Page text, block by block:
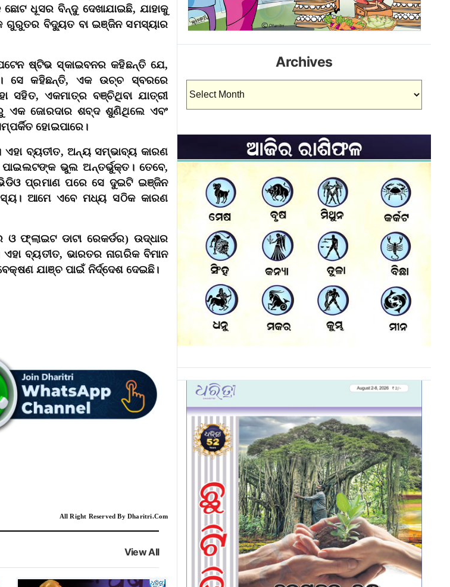
ଧୂସର ବିନ୍ଦୁ ଦେଖାଯାଇଛି, ଯାହାକୁ
ଗୁରୁତର ବିଦ୍ୟୁତ ବା ଇଞ୍ଜିନ ସମସ୍ୟାର
ଷ୍ଟିଭ ସ୍କାଇବନର କହିଛନ୍ତି ଯେ,
ସେ କହିଛନ୍ତି, ଏକ ଉଚ୍ଚ ସ୍ବରରେ
ସହିତ, ଏକମାତ୍ର ବଞ୍ଚିଥିବା ଯାତ୍ରୀ
ଏକ ଜୋରଦାର ଶବ୍ଦ ଶୁଣିଥିଲେ ଏବଂ
ହୋଇପାରେ।
ବ୍ୟତୀତ, ଅନ୍ୟ ସମ୍ଭାବ୍ୟ କାରଣ
ଭୁଲ ଅନ୍ତର୍ଭୁକ୍ତ। ତେବେ,
ପ୍ରମାଣ ପରେ ସେ ଦୁଇଟି ଇଞ୍ଜିନ
ଆମେ ଏବେ ମଧ୍ୟ ସଠିକ କାରଣ
ଫ୍ଲାଇଟ ଡାଟା ରେକର୍ଡର) ଉଦ୍ଧାର
ବ୍ୟତୀତ, ଭାରତର ନାଗରିକ ବିମାନ
ଯାଞ୍ଚ ପାଇଁ ନିର୍ଦ୍ଦେଶ ଦେଇଛି।
All Right Reserved By Dharitri.Com
View All
Archives
Archives